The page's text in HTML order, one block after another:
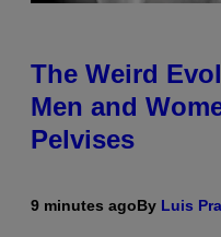
The Weird
Men and
Pelvises
9 minutes agoBy Luis